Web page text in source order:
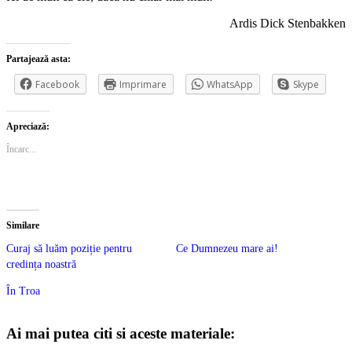
Ardis Dick Stenbakken
Partajează asta:
Facebook Imprimare WhatsApp Skype
Apreciază:
Încarc...
Similare
Curaj să luăm poziție pentru
credința noastră
Ce Dumnezeu mare ai!
În Troa
Ai mai putea citi si aceste materiale: